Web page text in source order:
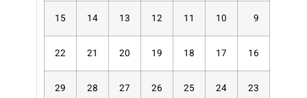
9
10
11
12
13
14
15
16
17
18
19
20
21
22
23
24
25
26
27
28
29